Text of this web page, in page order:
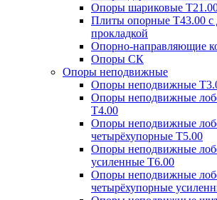
Опоры шариковые
Плиты опорные Т43.00 с
прокладкой
Опорно-направляющие
Опоры СК
Опоры неподвижные
Опоры неподвижные
Опоры неподвижные
Т4.00
Опоры неподвижные
четырёхупорные Т5.00
Опоры неподвижные
усиленные Т6.00
Опоры неподвижные
четырёхупорные